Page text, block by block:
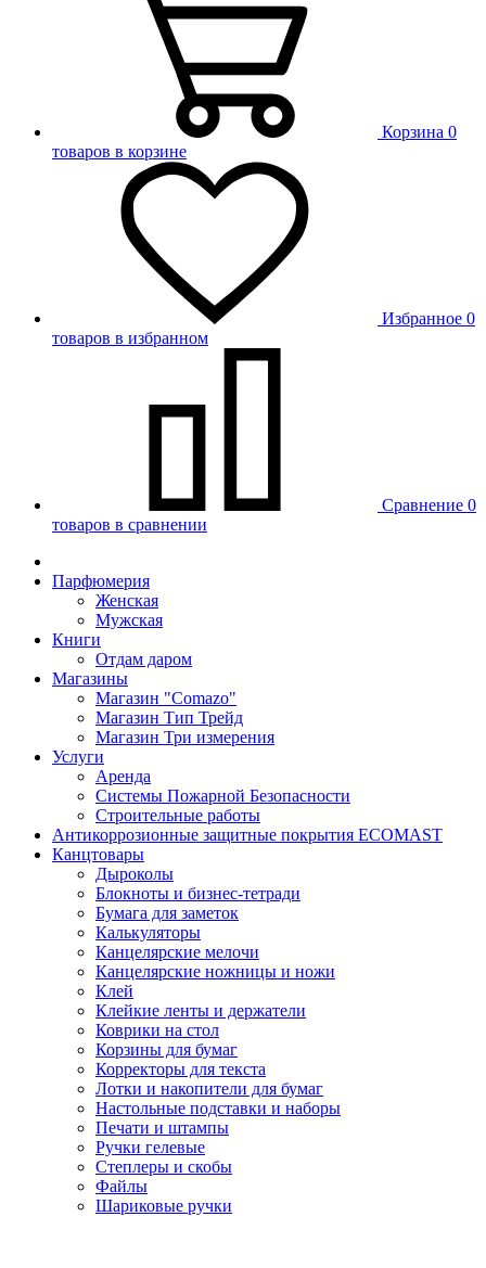
Корзина 0
товаров в корзине
Избранное 0
товаров в избранном
Сравнение 0
товаров в сравнении
Парфюмерия
Женская
Мужская
Книги
Отдам даром
Магазины
Магазин "Comazo"
Магазин Тип Трейд
Магазин Три измерения
Услуги
Аренда
Системы Пожарной Безопасности
Строительные работы
Антикоррозионные защитные покрытия ECOMAST
Канцтовары
Дыроколы
Блокноты и бизнес-тетради
Бумага для заметок
Калькуляторы
Канцелярские мелочи
Канцелярские ножницы и ножи
Клей
Клейкие ленты и держатели
Коврики на стол
Корзины для бумаг
Корректоры для текста
Лотки и накопители для бумаг
Настольные подставки и наборы
Печати и штампы
Ручки гелевые
Степлеры и скобы
Файлы
Шариковые ручки